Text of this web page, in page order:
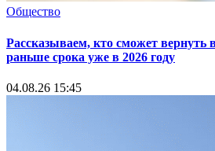
Общество
Рассказываем, кто сможет вернуть
раньше срока уже в 2026 году
04.08.26 15:45